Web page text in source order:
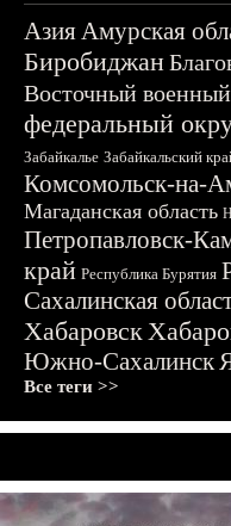
АзияАмурская
Биробиджан
Восточный
федеральный
Забайкалье Забайкальский
Комсомольск-на-
Магаданская область
Петропавловск-
край Республика Бурятия
Сахалинская
Хабаровск
Южно-Сахалинск
Все теги >>